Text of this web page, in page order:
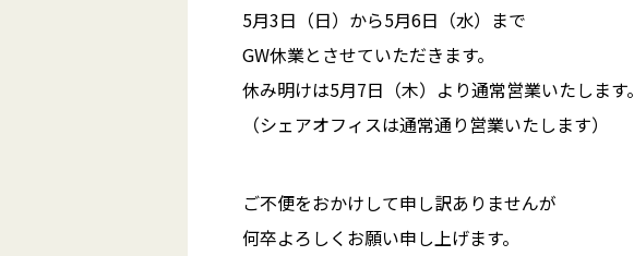
5月3日（日）から5月6日（水）まで
GW休業とさせていただきます。
休み明けは5月7日（木）より通常営業いたします。
（シェアオフィスは通常通り営業いたします）
ご不便をおかけして申し訳ありませんが
何卒よろしくお願い申し上げます。